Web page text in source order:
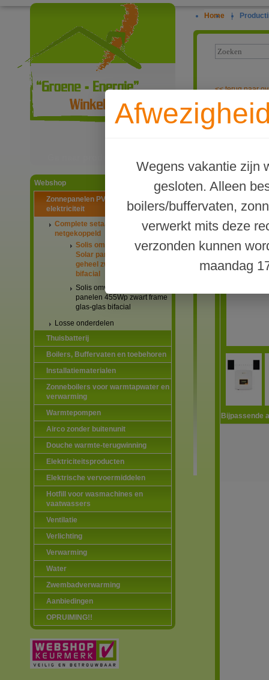
Webshop
Zonnepanelen PV-systemen
elektriciteit
Complete setaanbiedingen
netgekoppeld
Solis omvormers & JA
Solar panelen 445Wp
geheel zwart glas-glas
bifacial
Solis omvormers & JA Solar
panelen 455Wp zwart frame
glas-glas bifacial
Losse onderdelen
Thuisbatterij
Boilers, Buffervaten en toebehoren
Installatiematerialen
Zonneboilers voor warmtapwater en
verwarming
Warmtepompen
Airco zonder buitenunit
Douche warmte-terugwinning
Elektriciteitsproducten
Elektrische vervoermiddelen
Hotfill voor wasmachines en
vaatwassers
Ventilatie
Verlichting
Verwarming
Water
Zwembadverwarming
Aanbiedingen
OPRUIMING!!
Home |
Wegens vakantie zijn
gesloten. Alleen
boilers/buffervaten,
verwerkt mits deze
verzonden kunnen
maandag
<<terug naar
PV-systeem
Bijpassende